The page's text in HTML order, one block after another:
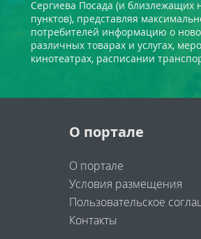
Сергиева Посада (и близлежащих
пунктов), представляя
потребителей информацию о
различных товарах и услугах,
кинотеатрах, расписании
О портале
О портале
Условия размещения
Пользовательское
Контакты